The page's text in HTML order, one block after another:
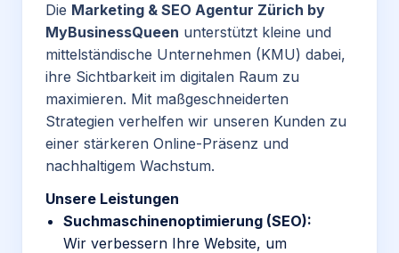
Die Marketing & SEO Agentur Zürich by
MyBusinessQueen unterstützt kleine und
mittelständische Unternehmen (KMU) dabei,
ihre Sichtbarkeit im digitalen Raum zu
maximieren. Mit maßgeschneiderten
Strategien verhelfen wir unseren Kunden zu
einer stärkeren Online-Präsenz und
nachhaltigem Wachstum.
Unsere Leistungen
Suchmaschinenoptimierung (SEO):
Wir verbessern Ihre Website, um